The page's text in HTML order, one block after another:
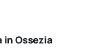
in Ossezia